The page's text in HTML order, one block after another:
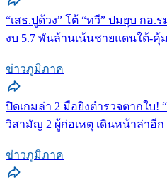
“เสธ.ปูด้วง” โต้ “ทวี” ปมยุบ ก
งบ 5.7 พันล้านเน้นชายแดนใต้-
ข่าวภูมิภาค
ปิดเกมล่า 2 มือยิงตำรวจตากใบ
วิสามัญ 2 ผู้ก่อเหตุ เดินหน้าล่าอี
ข่าวภูมิภาค